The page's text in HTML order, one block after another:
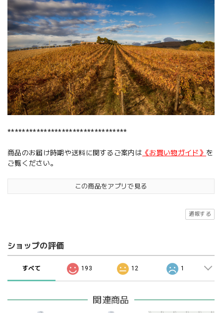
*********************************
商品のお届け時期や送料に関するご案内は 《お買い物ガイド》 を
ご覧ください。
この商品をアプリで見る
通報する
ショップの評価
すべて 193 12 1
関連商品